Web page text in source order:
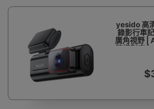
yesido 高
錄影行車
廣角視野 |
牌識別度 |